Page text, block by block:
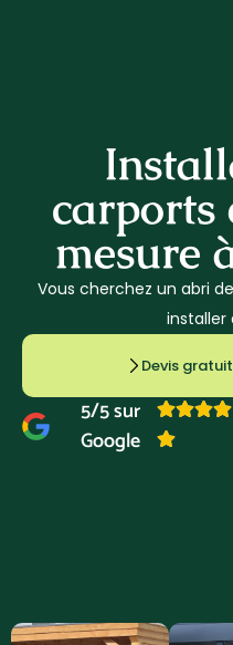
carports
mesure
Vous cherchez un abri
installer
Devis
5/5 sur
Google